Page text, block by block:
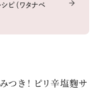
ピ（ワタナベ
つき！ ピリ辛塩麴サ